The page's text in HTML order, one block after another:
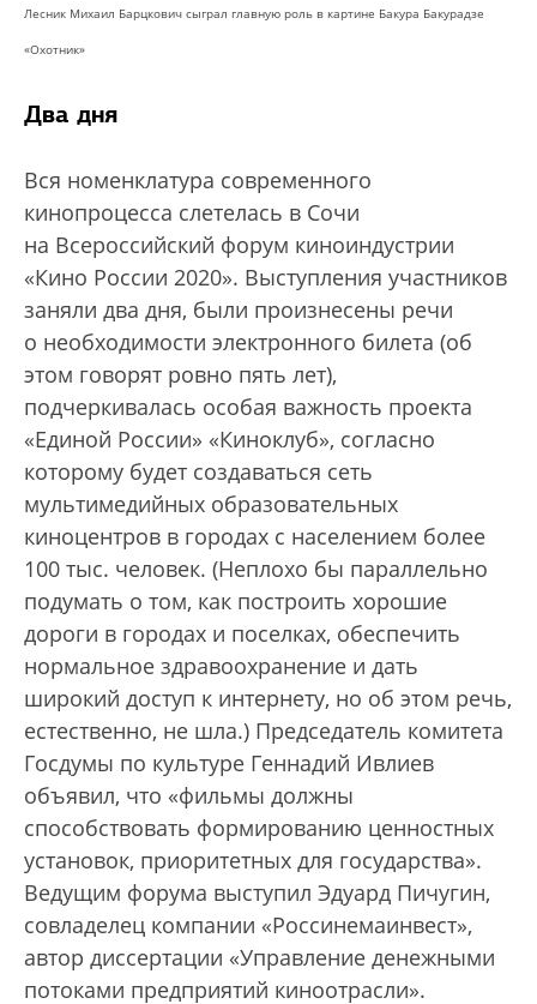
Лесник Михаил Барцкович сыграл главную роль в картине Бакура Бакурадзе
«Охотник»
Два дня
Вся номенклатура современного
кинопроцесса слетелась в Сочи
на Всероссийский форум киноиндустрии
«Кино России 2020». Выступления участников
заняли два дня, были произнесены речи
о необходимости электронного билета (об
этом говорят ровно пять лет),
подчеркивалась особая важность проекта
«Единой России» «Киноклуб», согласно
которому будет создаваться сеть
мультимедийных образовательных
киноцентров в городах с населением более
100 тыс. человек. (Неплохо бы параллельно
подумать о том, как построить хорошие
дороги в городах и поселках, обеспечить
нормальное здравоохранение и дать
широкий доступ к интернету, но об этом речь,
естественно, не шла.) Председатель комитета
Госдумы по культуре Геннадий Ивлиев
объявил, что «фильмы должны
способствовать формированию ценностных
установок, приоритетных для государства».
Ведущим форума выступил Эдуард Пичугин,
совладелец компании «Россинемаинвест»,
автор диссертации «Управление денежными
потоками предприятий киноотрасли».